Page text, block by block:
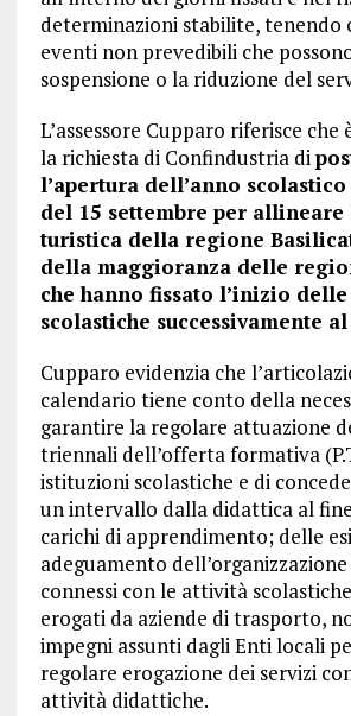
determinazioni stabilite, tenendo
eventi non prevedibili che
sospensione o la riduzione del
L’assessore Cupparo riferisce
la richiesta di Confindustria di
l’apertura dell’anno
del 15 settembre per allineare
turistica della regione
della maggioranza delle
che hanno fissato l’inizio
scolastiche successivamente
Cupparo evidenzia che
calendario tiene conto della
garantire la regolare attuazione
triennali dell’offerta formativa
istituzioni scolastiche e di
un intervallo dalla didattica al
carichi di apprendimento; delle
adeguamento
connessi con le attività
erogati da aziende di trasporto,
impegni assunti dagli Enti locali
regolare erogazione dei servizi
attività didattiche.